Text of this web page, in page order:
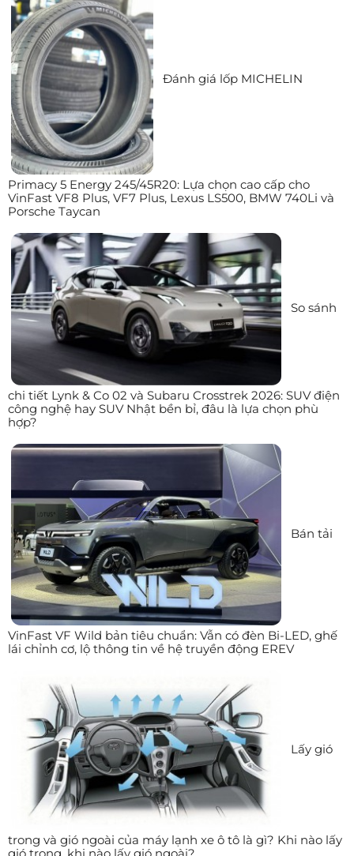
Đánh giá lốp MICHELIN
Primacy 5 Energy 245/45R20: Lựa chọn cao cấp cho
VinFast VF8 Plus, VF7 Plus, Lexus LS500, BMW 740Li và
Porsche Taycan
So sánh
chi tiết Lynk & Co 02 và Subaru Crosstrek 2026: SUV điện
công nghệ hay SUV Nhật bền bỉ, đâu là lựa chọn phù
hợp?
Bán tải
VinFast VF Wild bản tiêu chuẩn: Vẫn có đèn Bi-LED, ghế
lái chỉnh cơ, lộ thông tin về hệ truyền động EREV
Lấy gió
trong và gió ngoài của máy lạnh xe ô tô là gì? Khi nào lấy